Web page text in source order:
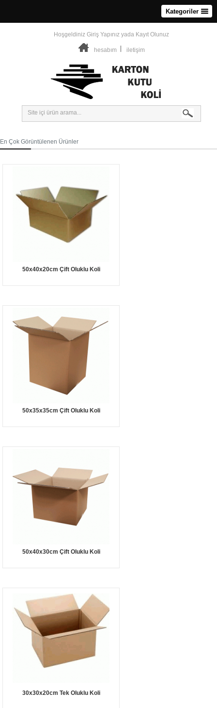
Kategoriler
Hoşgeldiniz Giriş Yapınız yada Kayıt Olunuz
hesabım iletişim
En Çok Görüntülenen Ürünler
50x40x20cm Çift Oluklu Koli
50x35x35cm Çift Oluklu Koli
50x40x30cm Çift Oluklu Koli
30x30x20cm Tek Oluklu Koli